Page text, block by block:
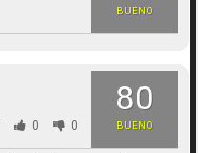
BUENO
80
BUENO
0 0